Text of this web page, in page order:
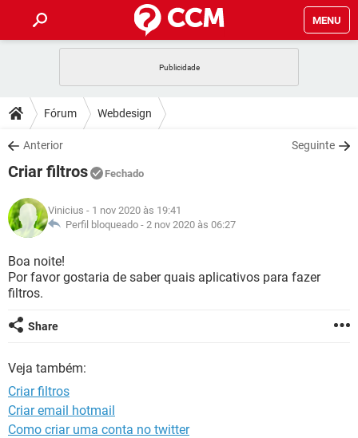
MENU
CELULAR
OUTLOOK
INSTAGRAM
GUIA DE COMPRAS
DICAS
JOGOS
INSTAGRAM
GUIA DE COMPRAS
DOWNLOADS
JOGOS
CELULAR
OUTLOOK EXCEL
INSTAGRAM
GUIA DE COMPRAS
JOGOS
CELULAR
OUTLOOK
INSTAGRAM
GUIA DE COMPRAS
GLOSSÁRIO
CELULAR FACEBOOK
INSTAGRAM
GUIA DE COMPRAS
Fórum Webdesign
Anterior Seguinte
Criar filtros Fechado
Vinicius - 1 nov 2020 às 19:41
Perfil bloqueado - 2 nov 2020 às 06:27
Boa noite!
Por favor gostaria de saber quais aplicativos para fazer
filtros.
Share
Veja também:
Criar filtros
Criar email hotmail
Como criar uma conta no twitter